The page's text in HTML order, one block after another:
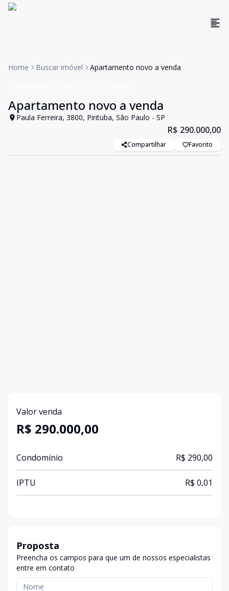
Home Buscar imóvel Apartamento novo a venda
Apartamento novo a venda
Paula Ferreira, 3800, Pirituba, São Paulo - SP
R$ 290.000,00
Compartilhar Favorito
Valor venda
R$ 290.000,00
Condomínio R$ 290,00
IPTU R$ 0,01
Proposta
Preencha os campos para que um de nossos especialistas
entre em contato